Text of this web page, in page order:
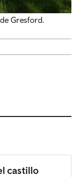
Gresford.
castillo